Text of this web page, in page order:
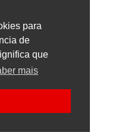
para
de
que
mais